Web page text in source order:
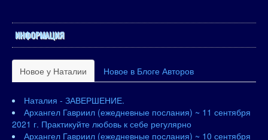
ИНФОРМАЦИЯ
Новое у Наталии Новое в Блоге Авторов
Наталия - ЗАВЕРШЕНИЕ.
Архангел Гавриил (ежедневные послания) ~ 11 сентября
2021 г. Практикуйте любовь к себе регулярно
Архангел Гавриил (ежедневные послания) ~ 10 сентября